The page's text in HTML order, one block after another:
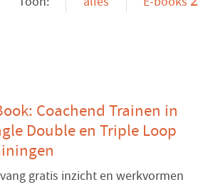
Coachend Trainen in
Double en Triple Loop
gratis inzicht en werkvormen